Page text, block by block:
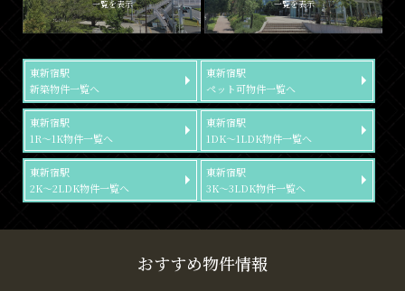
一覧を表示 一覧を表示
東新宿駅
新築物件一覧へ
東新宿駅
ペット可物件一覧へ
東新宿駅
1R～1K物件一覧へ
東新宿駅
1DK～1LDK物件一覧へ
東新宿駅
2K～2LDK物件一覧へ
東新宿駅
3K～3LDK物件一覧へ
おすすめ物件情報